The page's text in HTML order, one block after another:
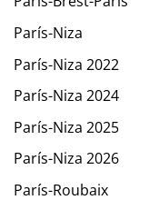
París-Niza
París-Niza 2022
París-Niza 2024
París-Niza 2025
París-Niza 2026
París-Roubaix